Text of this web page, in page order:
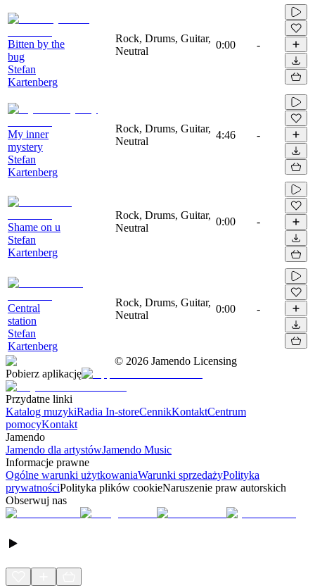
Bitten by the
bug
Stefan
Kartenberg
Rock, Drums, Guitar,
Neutral
0:00 -
My inner
mystery
Stefan
Kartenberg
Rock, Drums, Guitar,
Neutral
4:46 -
Shame on u
Stefan
Kartenberg
Rock, Drums, Guitar,
Neutral
0:00 -
Central
station
Stefan
Kartenberg
Rock, Drums, Guitar,
Neutral
0:00 -
© 2026 Jamendo Licensing
Pobierz aplikację
Przydatne linki
Katalog muzykiRadia In-storeCennikKontaktCentrum
pomocyKontakt
Jamendo
Jamendo dla artystówJamendo Music
Informacje prawne
Ogólne warunki użytkowaniaWarunki sprzedażyPolityka
prywatnościPolityka plików cookieNaruszenie praw autorskich
Obserwuj nas